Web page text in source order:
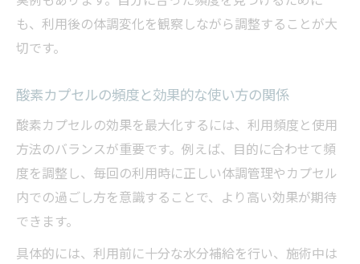
も、利用後の体調変化を観察しながら調整することが大
切です。
酸素カプセルの頻度と効果的な使い方の関係
酸素カプセルの効果を最大化するには、利用頻度と使用
方法のバランスが重要です。例えば、目的に合わせて頻
度を調整し、毎回の利用時に正しい体調管理やカプセル
内での過ごし方を意識することで、より高い効果が期待
できます。
具体的には、利用前に十分な水分補給を行い、施術中は